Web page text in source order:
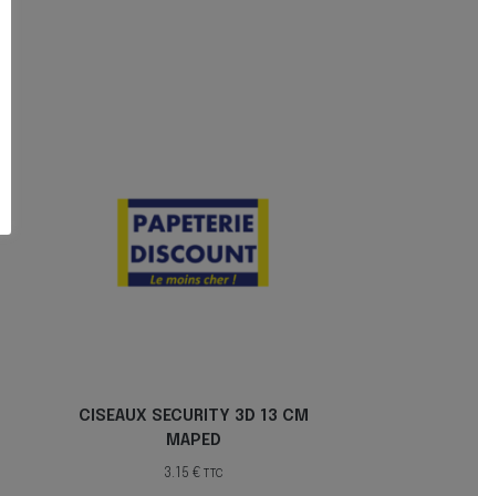
CISEAUX SECURITY 3D 13 CM
MAPED
3.15 € TTC